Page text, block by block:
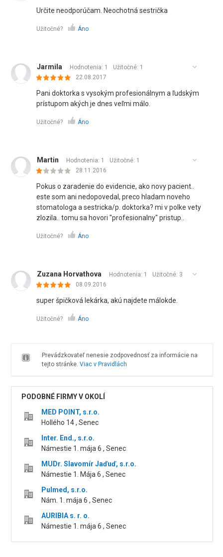
Určite neodporúčam. Neochotná sestrička
Užitočné? Áno
Jarmila Hodnotenia: 1 Užitočné: 1
22.08.2017
Pani doktorka s vysokým profesionálnym a ľudským
prístupom akých je dnes veľmi málo.
Užitočné? Áno
Martin Hodnotenia: 1 Užitočné: 1
28.11.2016
Pokus o zaradenie do evidencie, ako novy pacient..
este som ani nedopovedal, preco hladam noveho
stomatologa a sestricka/p. doktorka? mi v polke vety
zlozila.. tomu sa hovori "profesionalny" pristup..
Užitočné? Áno
Zuzana Horvathova Hodnotenia: 1 Užitočné: 3
08.09.2016
super špičková lekárka, akú najdete málokde.
Užitočné? Áno
Prevádzkovateľ nenesie zodpovednosť za informácie na
tejto stránke. Viac v Pravidlách
PODOBNÉ FIRMY V OKOLÍ
MED POINT, s.r.o.
Hollého 14 , Senec
Inter. End., s.r.o.
Námestie 1. mája 6 , Senec
MUDr. Slavomír Jaďuď, s.r.o.
Námestie 1. Mája 6 , Senec
Pulmed, s.r.o.
Nám. 1. mája 6 , Senec
AURIBIA s. r. o.
Námestie 1. mája 6 , Senec